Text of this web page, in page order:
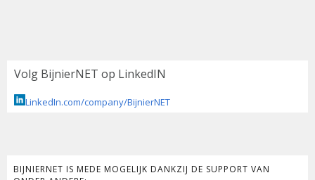
Volg BijnierNET op LinkedIN
LinkedIn.com/company/BijnierNET
BIJNIERNET IS MEDE MOGELIJK DANKZIJ DE SUPPORT VAN